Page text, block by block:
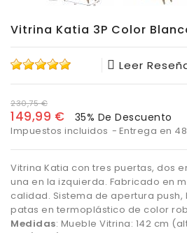
Vitrina Katia 3P Color
Leer
230,75 €
149,99 € 35% De Descuento
Impuestos incluidos Entrega en
Vitrina Katia con tres puertas, dos
una en la izquierda. Fabricado en
calidad. Sistema de apertura
patas en termoplástico de color
Medidas: Mueble Vitrina: 142 cm